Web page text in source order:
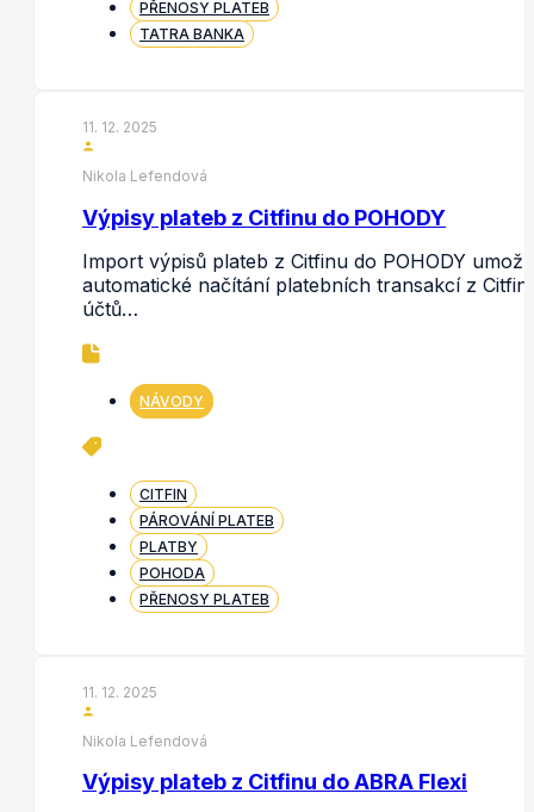
PŘENOSY PLATEB
TATRA BANKA
11. 12. 2025
Nikola Lefendová
Výpisy plateb z Citfinu do POHODY
Import výpisů plateb z Citfinu do POHODY
automatické načítání platebních transakcí z Citfin
účtů…
NÁVODY
CITFIN
PÁROVÁNÍ PLATEB
PLATBY
POHODA
PŘENOSY PLATEB
11. 12. 2025
Nikola Lefendová
Výpisy plateb z Citfinu do ABRA Flexi